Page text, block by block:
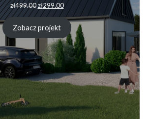
zł499.00Pierwotna
cena
zł499.00.
zł299.00Aktualna
cena
wynosi:
zł299.00.
Zobacz projekt